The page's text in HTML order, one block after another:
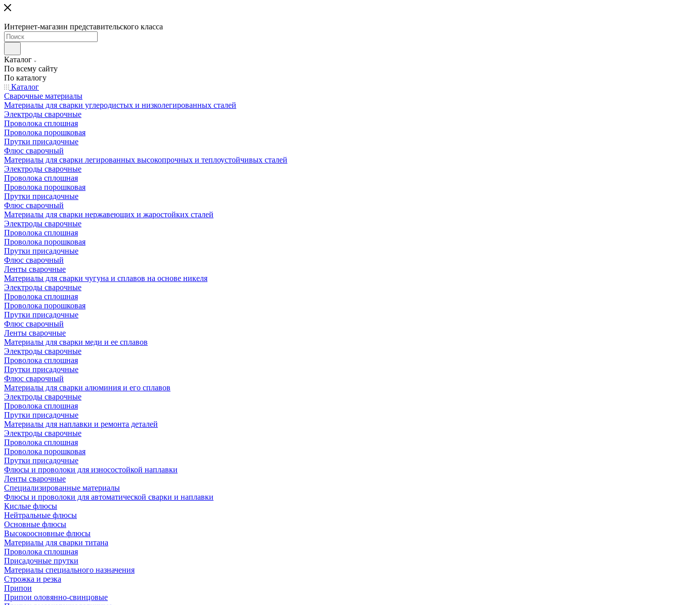
Интернет-магазин представительского класса
Каталог
По всему сайту
По каталогу
Каталог
Сварочные материалы
Материалы для сварки углеродистых и низколегированных сталей
Электроды сварочные
Проволока сплошная
Проволока порошковая
Прутки присадочные
Флюс сварочный
Материалы для сварки легированных высокопрочных и теплоустойчивых сталей
Электроды сварочные
Проволока сплошная
Проволока порошковая
Прутки присадочные
Флюс сварочный
Материалы для сварки нержавеющих и жаростойких сталей
Электроды сварочные
Проволока сплошная
Проволока порошковая
Прутки присадочные
Флюс сварочный
Ленты сварочные
Материалы для сварки чугуна и сплавов на основе никеля
Электроды сварочные
Проволока сплошная
Проволока порошковая
Прутки присадочные
Флюс сварочный
Ленты сварочные
Материалы для сварки меди и ее сплавов
Электроды сварочные
Проволока сплошная
Прутки присадочные
Флюс сварочный
Материалы для сварки алюминия и его сплавов
Электроды сварочные
Проволока сплошная
Прутки присадочные
Материалы для наплавки и ремонта деталей
Электроды сварочные
Проволока сплошная
Проволока порошковая
Прутки присадочные
Флюсы и проволоки для износостойкой наплавки
Ленты сварочные
Специализированные материалы
Флюсы и проволоки для автоматической сварки и наплавки
Кислые флюсы
Нейтральные флюсы
Основные флюсы
Высокоосновные флюсы
Материалы для сварки титана
Проволока сплошная
Присадочные прутки
Материалы специального назначения
Строжка и резка
Припои
Припои оловянно-свинцовые